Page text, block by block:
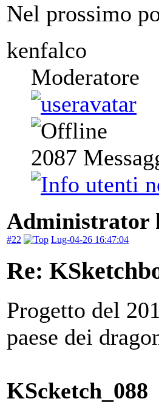
Nel prossimo
kenfalco
Moderatore
2087
Administrator
#22 Lug-04-26 16:47:04
Re:
Progetto del
paese dei
KScketch_088